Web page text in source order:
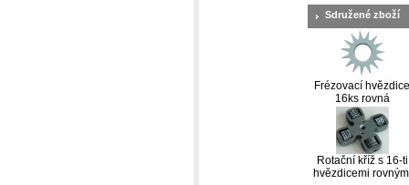
Sdružené zboží
Frézovací hvězdice
16ks rovná
Rotační kříž s 16-ti
hvězdicemi